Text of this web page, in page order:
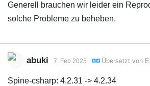
Generell brauchen wir leider ein
solche Probleme zu beheben.
abuki 7. Feb 2025 Übersetzt von
Spine-csharp: 4.2.31 -> 4.2.34